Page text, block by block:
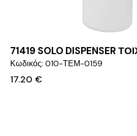
71419 SOLO DISPENSER
Κωδικός: 010-ΤΕΜ-0159
17.20 €